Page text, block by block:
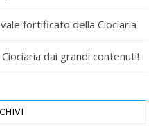
fortificato della Ciociaria
dai grandi contenuti!